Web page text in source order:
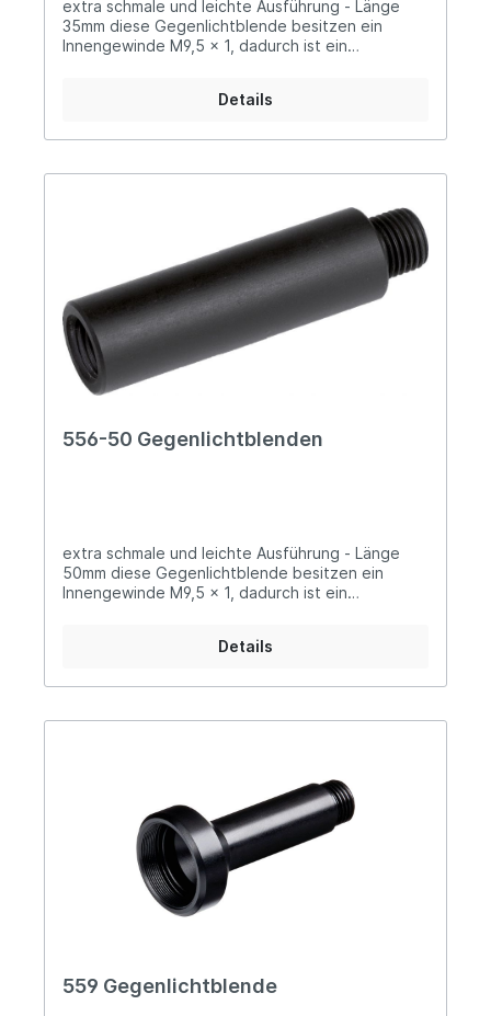
extra schmale und leichte Ausführung - Länge
35mm diese Gegenlichtblende besitzen ein
Innengewinde M9,5 x 1, dadurch ist ein
Rückverlagerung der Iris-Diopterscheiben
Längen: 556-25: 25 mm 556-35: 35 mm 556-50:
Details
556-50 Gegenlichtblenden
extra schmale und leichte Ausführung - Länge
50mm diese Gegenlichtblende besitzen ein
Innengewinde M9,5 x 1, dadurch ist ein
Rückverlagerung der Iris-Diopterscheiben
Längen: 556-25: 25 mm 556-35: 35 mm 556-50:
Details
559 Gegenlichtblende